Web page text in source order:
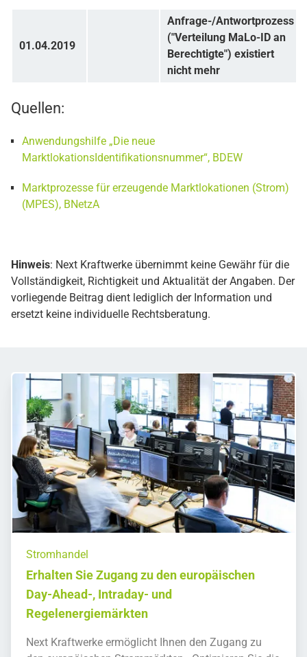
01.04.2019
Anfrage-/Antwortprozess
("Verteilung MaLo-ID an
Berechtigte") existiert
nicht mehr
Quellen:
Anwendungshilfe „Die neue
MarktlokationsIdentifikationsnummer“, BDEW
Marktprozesse für erzeugende Marktlokationen (Strom)
(MPES), BNetzA
Hinweis: Next Kraftwerke übernimmt keine Gewähr für die
Vollständigkeit, Richtigkeit und Aktualität der Angaben. Der
vorliegende Beitrag dient lediglich der Information und
ersetzt keine individuelle Rechtsberatung.
Stromhandel
Erhalten Sie Zugang zu den europäischen
Day-Ahead-, Intraday- und
Regelenergiemärkten
Next Kraftwerke ermöglicht Ihnen den Zugang zu